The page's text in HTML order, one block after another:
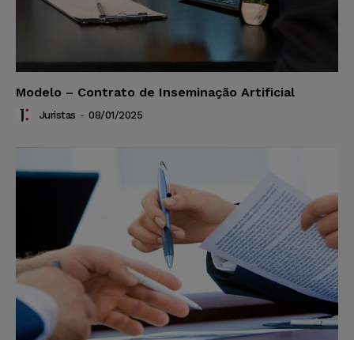
Modelo – Contrato de Inseminação Artificial
Juristas - 08/01/2025